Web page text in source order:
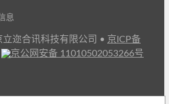
息
迩合讯科技有限公司 • 京ICP备
京公网安备 11010502053266号